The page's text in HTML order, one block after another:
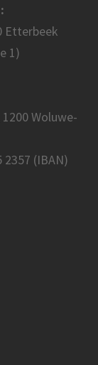
Etterbeek
1)
Woluwe-
2357 (IBAN)